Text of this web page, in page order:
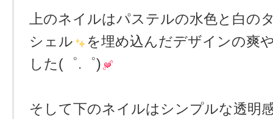
上のネイルはパステルの水色と白の
シェル
を埋め込んだデザインの爽
した(゜.゜)
そして下のネイルはシンプルな透明